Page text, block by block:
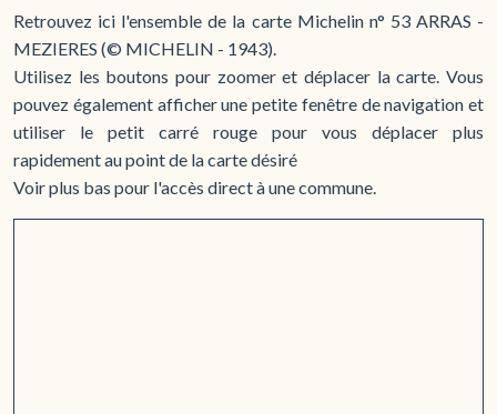
Retrouvez ici l'ensemble de la carte Michelin n° 53 ARRAS -
MEZIERES (© MICHELIN - 1943).
Utilisez les boutons pour zoomer et déplacer la carte. Vous
pouvez également afficher une petite fenêtre de navigation et
utiliser le petit carré rouge pour vous déplacer plus
rapidement au point de la carte désiré
Voir plus bas pour l'accès direct à une commune.